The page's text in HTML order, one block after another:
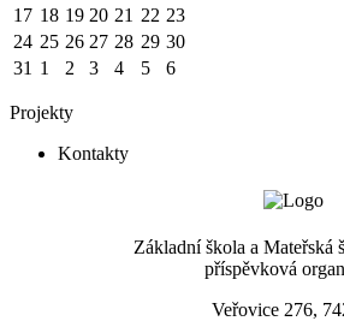
17 18 19 20 21 22 23
24 25 26 27 28 29 30
31 1 2 3 4 5 6
Projekty
Kontakty
Základní škola a Mateřská
příspěvková
Veřovice 276,